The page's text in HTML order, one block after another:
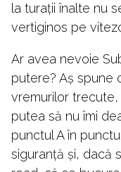
la turații înalte nu
vertiginos pe
Ar avea nevoie
putere? Aș spune
vremurilor trecute,
putea să nu îmi
punctul A în
siguranță și, dacă